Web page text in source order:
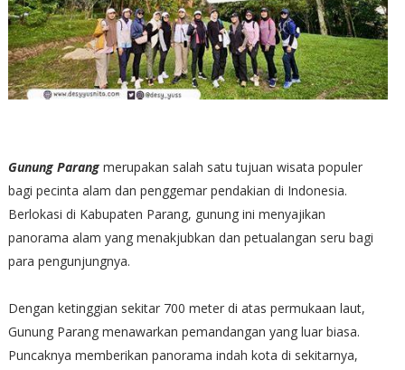
Gunung Parangmerupakan salah satu tujuan wisata populer
bagi pecinta alam dan penggemar pendakian di Indonesia.
Berlokasi di Kabupaten Parang, gunung ini menyajikan
panorama alam yang menakjubkan dan petualangan seru bagi
para pengunjungnya.
Dengan ketinggian sekitar 700 meter di atas permukaan laut,
Gunung Parang menawarkan pemandangan yang luar biasa.
Puncaknya memberikan panorama indah kota di sekitarnya,